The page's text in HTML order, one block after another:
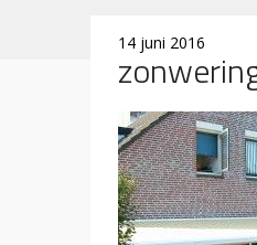
14 juni 2016